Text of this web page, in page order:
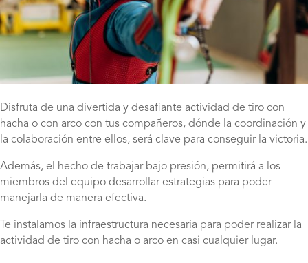
Disfruta de una divertida y desafiante actividad de tiro con
hacha o con arco con tus compañeros, dónde la coordinación y
la colaboración entre ellos, será clave para conseguir la victoria.
Además, el hecho de trabajar bajo presión, permitirá a los
miembros del equipo desarrollar estrategias para poder
manejarla de manera efectiva.
Te instalamos la infraestructura necesaria para poder realizar la
actividad de tiro con hacha o arco en casi cualquier lugar.